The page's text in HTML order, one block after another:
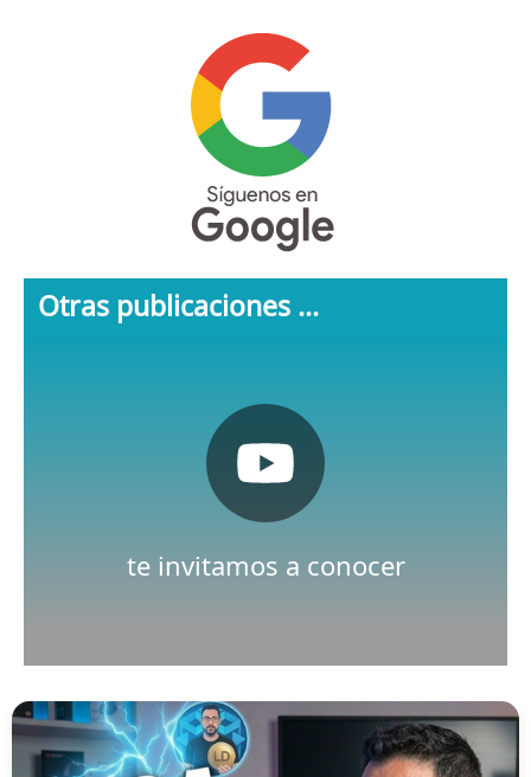
Otras publicaciones ...
te invitamos a conocer
Nuestro canal de Youtube
Pulsa aquí